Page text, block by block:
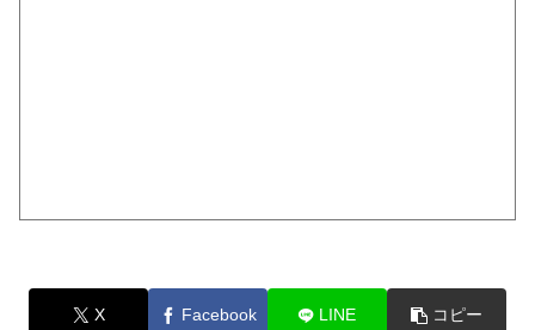
X Facebook LINE コピー